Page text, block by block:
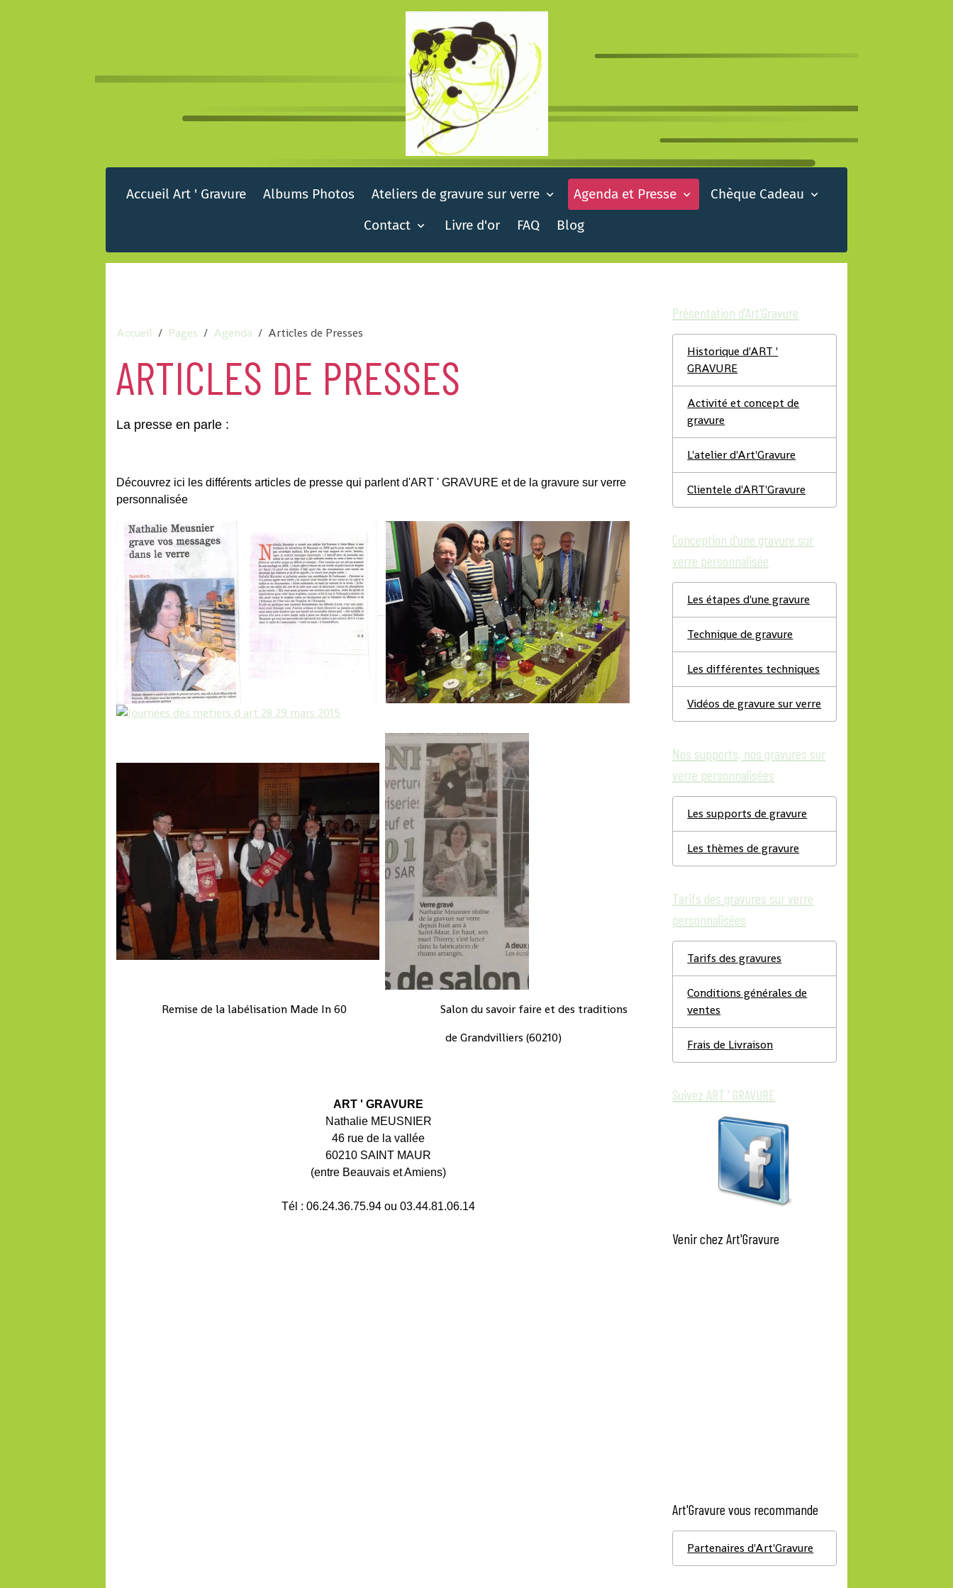
Accueil Art ' Gravure Albums Photos Ateliers de gravure sur verre Agenda et Presse
Chèque Cadeau
Contact
Livre d'or FAQ Blog
Accueil Pages Agenda Articles de Presses
ARTICLES DE PRESSES
La presse en parle :
Découvrez ici les différents articles de presse qui parlent d'ART ' GRAVURE et de la gravure sur verre
personnalisée
Remise de la labélisation Made In 60 Salon du savoir faire et des traditions
de Grandvilliers (60210)
ART ' GRAVURE
Nathalie MEUSNIER
46 rue de la vallée
60210 SAINT MAUR
(entre Beauvais et Amiens)
Tél : 06.24.36.75.94 ou 03.44.81.06.14
Présentation d'Art'Gravure
Historique d'ART '
GRAVURE
Activité et concept de
gravure
L'atelier d'Art'Gravure
Clientele d'ART'Gravure
Conception d'une gravure sur
verre personnalisée
Les étapes d'une gravure
Technique de gravure
Les différentes techniques
Vidéos de gravure sur verre
Nos supports, nos gravures sur
verre personnalisées
Les supports de gravure
Les thèmes de gravure
Tarifs des gravures sur verre
personnalisées
Tarifs des gravures
Conditions générales de
ventes
Frais de Livraison
Suivez ART ' GRAVURE
Venir chez Art'Gravure
Art'Gravure vous recommande
Partenaires d'Art'Gravure